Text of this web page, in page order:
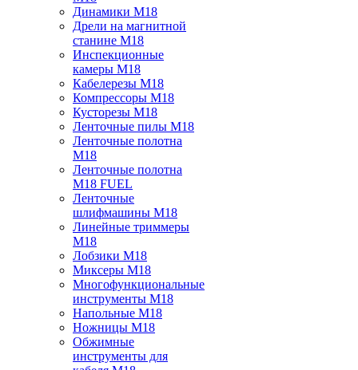
Динамики M18
Дрели на магнитной
станине M18
Инспекционные
камеры M18
Кабелерезы M18
Компрессоры M18
Кусторезы M18
Ленточные пилы M18
Ленточные полотна
M18
Ленточные полотна
M18 FUEL
Ленточные
шлифмашины M18
Линейные триммеры
M18
Лобзики M18
Миксеры M18
Многофункциональные
инструменты M18
Напольные M18
Ножницы M18
Обжимные
инструменты для